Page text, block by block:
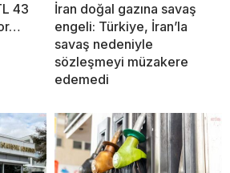
43
İran doğal gazına savaş
engeli: Türkiye, İran’la
savaş nedeniyle
sözleşmeyi müzakere
edemedi